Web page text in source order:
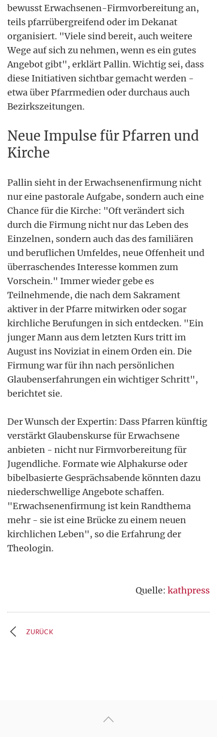
bewusst Erwachsenen-Firmvorbereitung an,
teils pfarrübergreifend oder im Dekanat
organisiert. "Viele sind bereit, auch weitere
Wege auf sich zu nehmen, wenn es ein gutes
Angebot gibt", erklärt Pallin. Wichtig sei, dass
diese Initiativen sichtbar gemacht werden -
etwa über Pfarrmedien oder durchaus auch
Bezirkszeitungen.
Neue Impulse für Pfarren und
Kirche
Pallin sieht in der Erwachsenenfirmung nicht
nur eine pastorale Aufgabe, sondern auch eine
Chance für die Kirche: "Oft verändert sich
durch die Firmung nicht nur das Leben des
Einzelnen, sondern auch das des familiären
und beruflichen Umfeldes, neue Offenheit und
überraschendes Interesse kommen zum
Vorschein." Immer wieder gebe es
Teilnehmende, die nach dem Sakrament
aktiver in der Pfarre mitwirken oder sogar
kirchliche Berufungen in sich entdecken. "Ein
junger Mann aus dem letzten Kurs tritt im
August ins Noviziat in einem Orden ein. Die
Firmung war für ihn nach persönlichen
Glaubenserfahrungen ein wichtiger Schritt",
berichtet sie.
Der Wunsch der Expertin: Dass Pfarren künftig
verstärkt Glaubenskurse für Erwachsene
anbieten - nicht nur Firmvorbereitung für
Jugendliche. Formate wie Alphakurse oder
bibelbasierte Gesprächsabende könnten dazu
niederschwellige Angebote schaffen.
"Erwachsenenfirmung ist kein Randthema
mehr - sie ist eine Brücke zu einem neuen
kirchlichen Leben", so die Erfahrung der
Theologin.
Quelle: kathpress
ZURÜCK